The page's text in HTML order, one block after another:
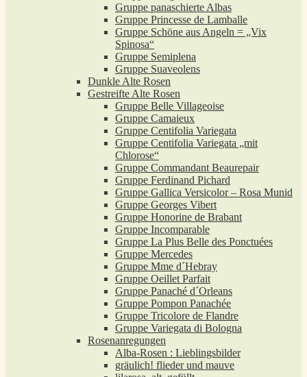
Gruppe panaschierte Albas
Gruppe Princesse de Lamballe
Gruppe Schöne aus Angeln = „Vix
Spinosa“
Gruppe Semiplena
Gruppe Suaveolens
Dunkle Alte Rosen
Gestreifte Alte Rosen
Gruppe Belle Villageoise
Gruppe Camaieux
Gruppe Centifolia Variegata
Gruppe Centifolia Variegata „mit
Chlorose“
Gruppe Commandant Beaurepair
Gruppe Ferdinand Pichard
Gruppe Gallica Versicolor – Rosa Munid
Gruppe Georges Vibert
Gruppe Honorine de Brabant
Gruppe Incomparable
Gruppe La Plus Belle des Ponctuées
Gruppe Mercedes
Gruppe Mme d´Hebray
Gruppe Oeillet Parfait
Gruppe Panaché d´Orleans
Gruppe Pompon Panachée
Gruppe Tricolore de Flandre
Gruppe Variegata di Bologna
Rosenanregungen
Alba-Rosen : Lieblingsbilder
gräulich! flieder und mauve